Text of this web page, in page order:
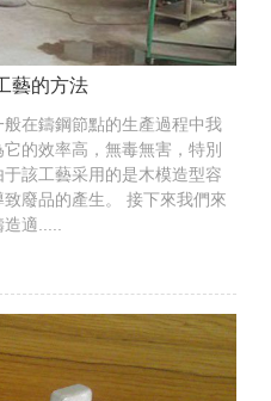
藝的方法
在鑄鋼節點的生產過程中我
的效率高，無毒無害，特別
該工藝采用的是木模造型容
廢品的產生。 接下來我們來
適.....